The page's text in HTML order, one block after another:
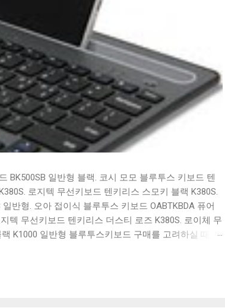
BK500SB 일반형 블랙. 코시 모모 블루투스 키보드 텐
로지텍 무선키보드 텐키리스 스모키 블랙 K380S.
반형. 오아 접이식 블루투스 키보드 OABTKBDA 퓨어
텍 무선키보드 텐키리스 더스티 로즈 K380S. 로이체 무
K1000 일반형 블루투스키보드 구매를 고려하실 때, 추